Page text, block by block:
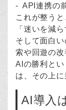
API連携の
これが整うと
「迷いを減
そして面白
索や回遊の改
AIの勝利とい
は、その上に
AI導入